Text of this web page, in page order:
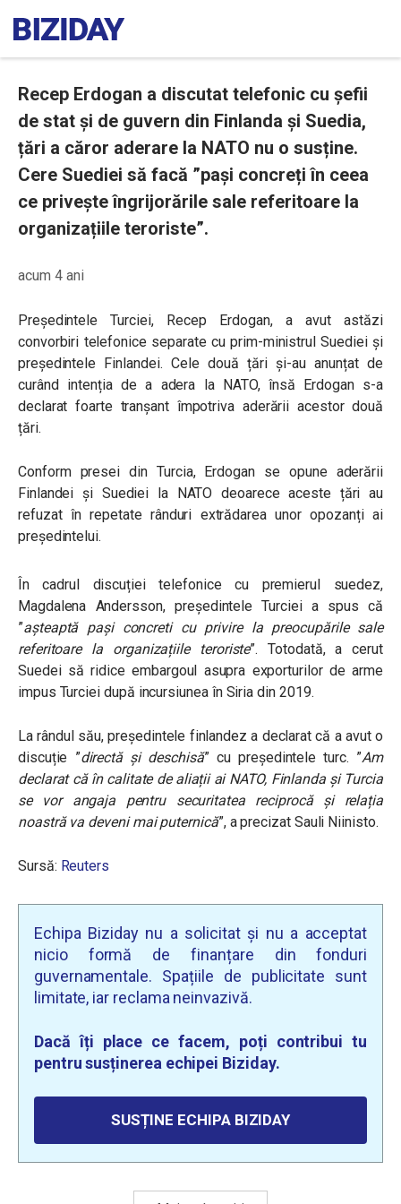
Recep Erdogan a discutat telefonic cu șefii
de stat și de guvern din Finlanda și Suedia,
țări a căror aderare la NATO nu o susține.
Cere Suediei să facă ”pași concreți în ceea
ce privește îngrijorările sale referitoare la
organizațiile teroriste”.
acum 4 ani
Președintele Turciei, Recep Erdogan, a avut astăzi
convorbiri telefonice separate cu prim-ministrul Suediei și
președintele Finlandei. Cele două țări și-au anunțat de
curând intenția de a adera la NATO, însă Erdogan s-a
declarat foarte tranșant împotriva aderării acestor două
țări.
Conform presei din Turcia, Erdogan se opune aderării
Finlandei și Suediei la NATO deoarece aceste țări au
refuzat în repetate rânduri extrădarea unor opozanți ai
președintelui.
În cadrul discuției telefonice cu premierul suedez,
Magdalena Andersson, președintele Turciei a spus că
”așteaptă pași concreti cu privire la preocupările sale
referitoare la organizațiile teroriste”. Totodată, a cerut
Suedei să ridice embargoul asupra exporturilor de arme
impus Turciei după incursiunea în Siria din 2019.
La rândul său, președintele finlandez a declarat că a avut o
discuție ”directă și deschisă” cu președintele turc. ”Am
declarat că în calitate de aliații ai NATO, Finlanda și Turcia
se vor angaja pentru securitatea reciprocă și relația
noastră va deveni mai puternică”, a precizat Sauli Niinisto.
Sursă: Reuters
Echipa Biziday nu a solicitat și nu a acceptat
nicio formă de finanțare din fonduri
guvernamentale. Spațiile de publicitate sunt
limitate, iar reclama neinvazivă.
Dacă îți place ce facem, poți contribui tu
pentru susținerea echipei Biziday.
SUSȚINE ECHIPA BIZIDAY